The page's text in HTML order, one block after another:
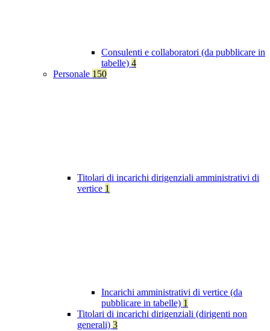
Consulenti e collaboratori (da pubblicare in
tabelle) 4
Personale 150
Titolari di incarichi dirigenziali amministrativi di
vertice 1
Incarichi amministrativi di vertice (da
pubblicare in tabelle) 1
Titolari di incarichi dirigenziali (dirigenti non
generali) 3